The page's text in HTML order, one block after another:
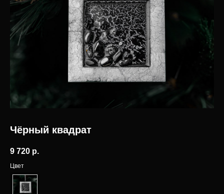
Чёрный квадрат
9 720 р.
Цвет
Елочные игрушки
Ювелирные украшения
Предметы декора
Корпоративные подарки
дилерам
История бренда
О компании
Мордовская ёлочная
игрушка
Карьера в INCRUA
Информация
Контакты
© 2025 Интернет-магазин INCRUA:
client@incrua.ru
Мы на маркетплейсах